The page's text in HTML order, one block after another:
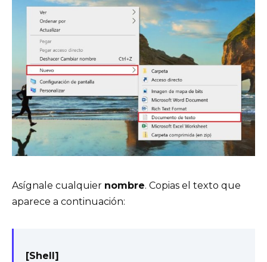
Asígnale cualquier nombre. Copias el texto que
aparece a continuación:
[Shell]